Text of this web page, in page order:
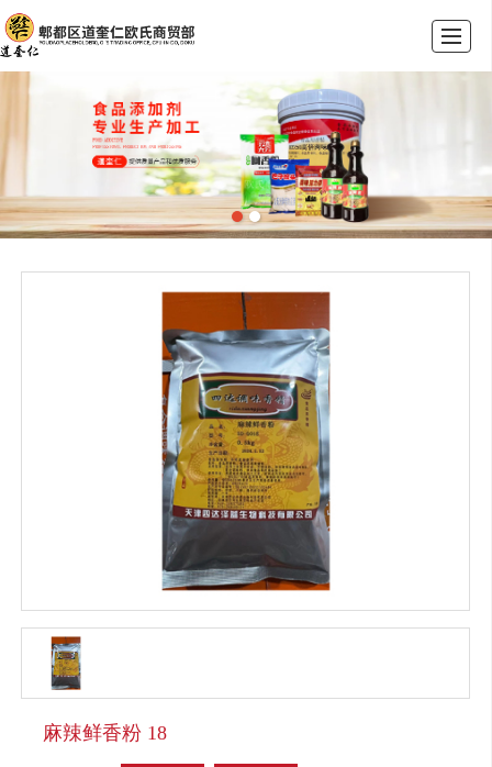
公司介绍 产品展示 新闻动态 联系我们
麻辣鲜香粉 18